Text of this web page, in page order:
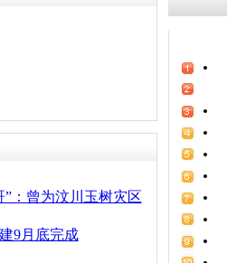
”：曾为汶川玉树灾区
9月底完成